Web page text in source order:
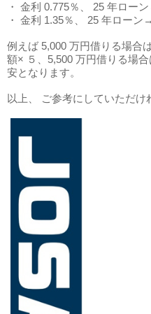
・ 金利 0.775％、 25 年ロー
・ 金利 1.35％、 25 年ローン
例えば 5,000 万円借りる場合
額× ５、5,500 万円借りる場
安となります。
以上、 ご参考にしていただけ